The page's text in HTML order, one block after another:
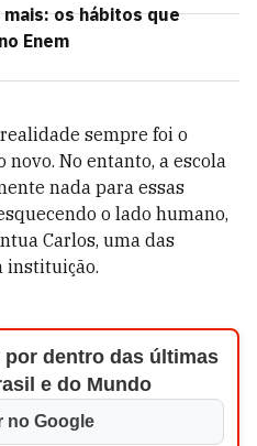
os hábitos que
Enem
sempre foi o
No entanto, a escola
nada para essas
o lado humano,
Carlos, uma das
instituição.
por dentro das últimas
e do Mundo
no Google